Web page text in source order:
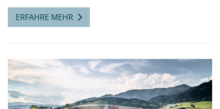
ERFAHRE MEHR